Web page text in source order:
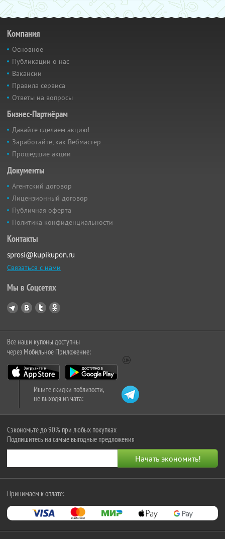
Компания
Основное
Публикации о нас
Вакансии
Правила сервиса
Ответы на вопросы
Бизнес-Партнёрам
Давайте сделаем акцию!
Заработайте, как Вебмастер
Прошедшие акции
Документы
Агентский договор
Лицензионный договор
Публичная оферта
Политика конфиденциальности
Контакты
sprosi@kupikupon.ru
Связаться с нами
Мы в Соцсетях
Все наши купоны доступны
через Мобильное Приложение:
Ищите скидки поблизости,
не выходя из чата:
Сэкономьте до 90% при любых покупках
Подпишитесь на самые выгодные предложения
Принимаем к оплате: